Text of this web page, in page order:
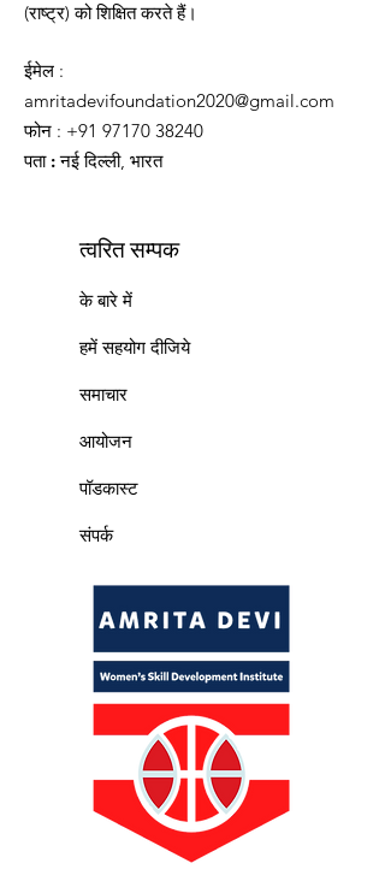
(राष्ट्र) को शिक्षित करते हैं।
ईमेल :
amritadevifoundation2020@gmail.com
फोन : +91 97170 38240
पता :नई दिल्ली, भारत
त्वरित सम्पक
के बारे में
हमें सहयोग दीजिये
समाचार
आयोजन
पॉडकास्ट
संपर्क